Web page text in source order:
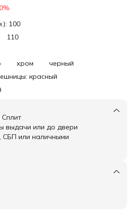
%
100
110
хром
черный
красный
выдачи или до двери
или наличными